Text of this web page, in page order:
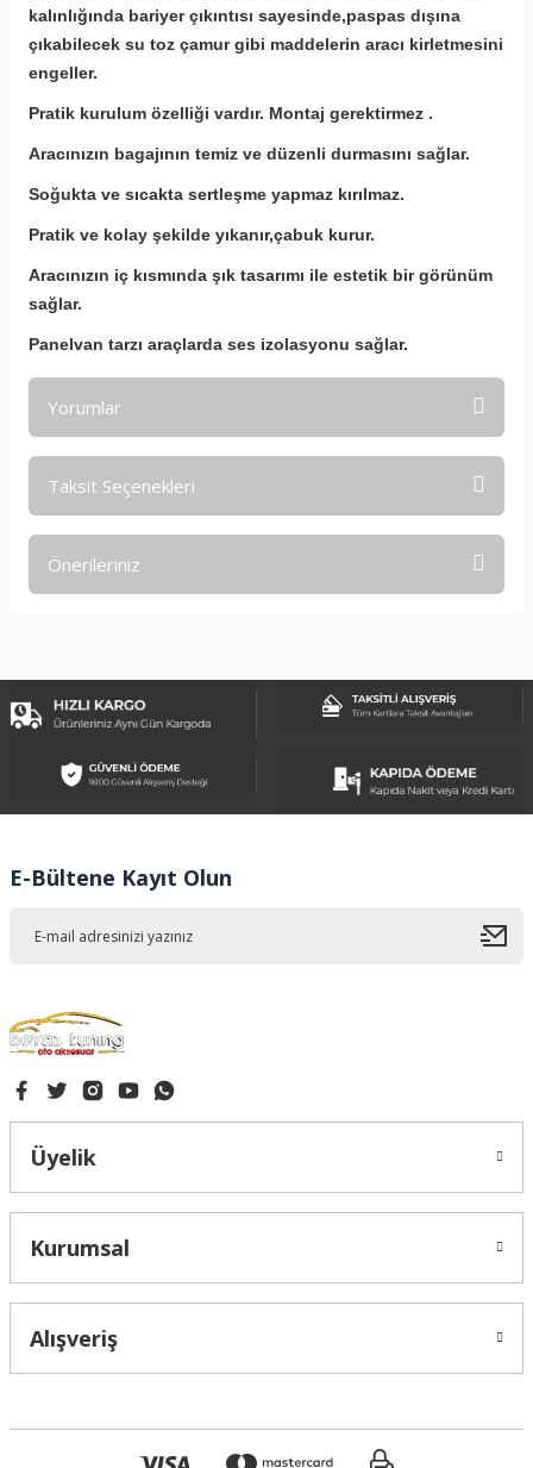
kalınlığında bariyer çıkıntısı sayesinde,paspas dışına
çıkabilecek su toz çamur gibi maddelerin aracı kirletmesini
engeller.
Pratik kurulum özelliği vardır. Montaj gerektirmez .
Aracınızın bagajının temiz ve düzenli durmasını sağlar.
Soğukta ve sıcakta sertleşme yapmaz kırılmaz.
Pratik ve kolay şekilde yıkanır,çabuk kurur.
Aracınızın iç kısmında şık tasarımı ile estetik bir görünüm
sağlar.
Panelvan tarzı araçlarda ses izolasyonu sağlar.
Yorumlar
Taksit Seçenekleri
Önerileriniz
Görüş ve önerileriniz için teşekkür ederiz.
Ürün açıklamasında eksik bilgiler bulunuyor.
Ürün bilgilerinde hatalar bulunuyor.
Bu ürüne benzer farklı alternatifler olmalı.
E-Bültene Kayıt Olun
Üyelik
Kurumsal
Alışveriş